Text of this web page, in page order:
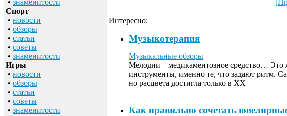
• знаменитости
Спорт
• новости
• обзоры
• статьи
• советы
• знаменитости
Игры
• новости
• обзоры
• статьи
• советы
• знаменитости
Интересно:
Музыкотерапия
Музыкальные обзоры
Мелодии – медикаментозное средство… Это
инструменты, именно те, что задают ритм.
но расцвета достигла только в XX
Как правильно сочетать